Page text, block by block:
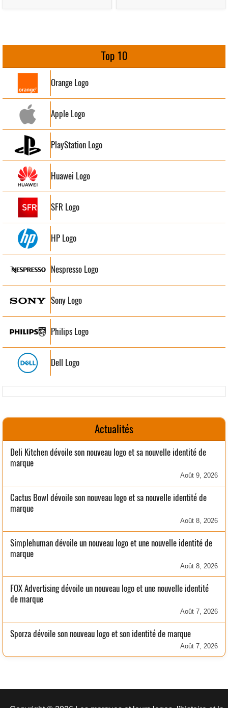
Top 10
Orange Logo
Apple Logo
PlayStation Logo
Huawei Logo
SFR Logo
HP Logo
Nespresso Logo
Sony Logo
Philips Logo
Dell Logo
Actualités
Deli Kitchen dévoile son nouveau logo et sa nouvelle identité de
marque
Août 9, 2026
Cactus Bowl dévoile son nouveau logo et sa nouvelle identité de
marque
Août 8, 2026
Simplehuman dévoile un nouveau logo et une nouvelle identité de
marque
Août 8, 2026
FOX Advertising dévoile un nouveau logo et une nouvelle identité
de marque
Août 7, 2026
Sporza dévoile son nouveau logo et son identité de marque
Août 7, 2026